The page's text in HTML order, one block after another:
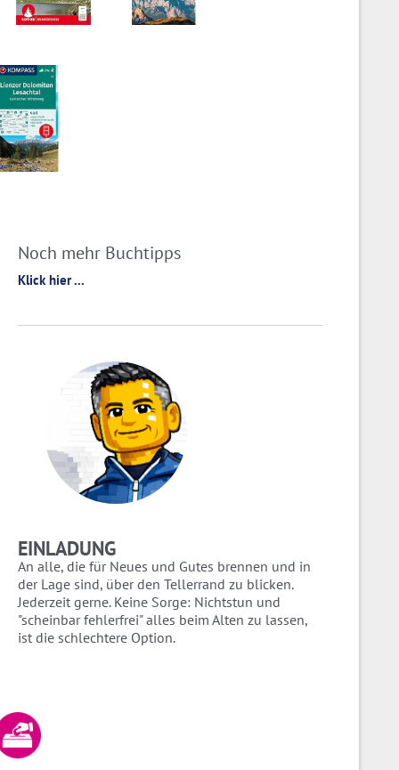
Noch mehr Buchtipps
Klick hier ...
EINLADUNG
An alle, die für Neues und Gutes brennen und in
der Lage sind, über den Tellerrand zu blicken.
Jederzeit gerne. Keine Sorge: Nichtstun und
"scheinbar fehlerfrei" alles beim Alten zu lassen,
ist die schlechtere Option.